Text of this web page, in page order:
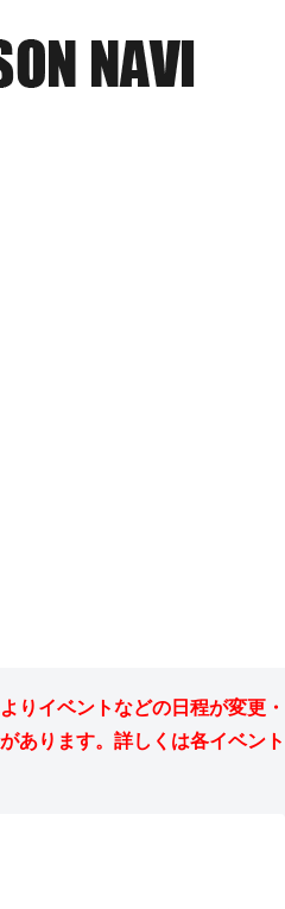
りイベントなどの日程が変更・
あります。詳しくは各イベント